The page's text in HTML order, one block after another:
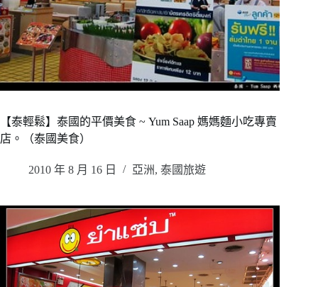
【泰輕鬆】泰國的平價美食 ~ Yum Saap 媽媽麵小吃專賣
店。（泰國美食）
2010 年 8 月 16 日 亞洲, 泰國旅遊